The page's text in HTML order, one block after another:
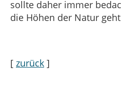
sollte daher immer
die Höhen der Natur
[ zurück ]